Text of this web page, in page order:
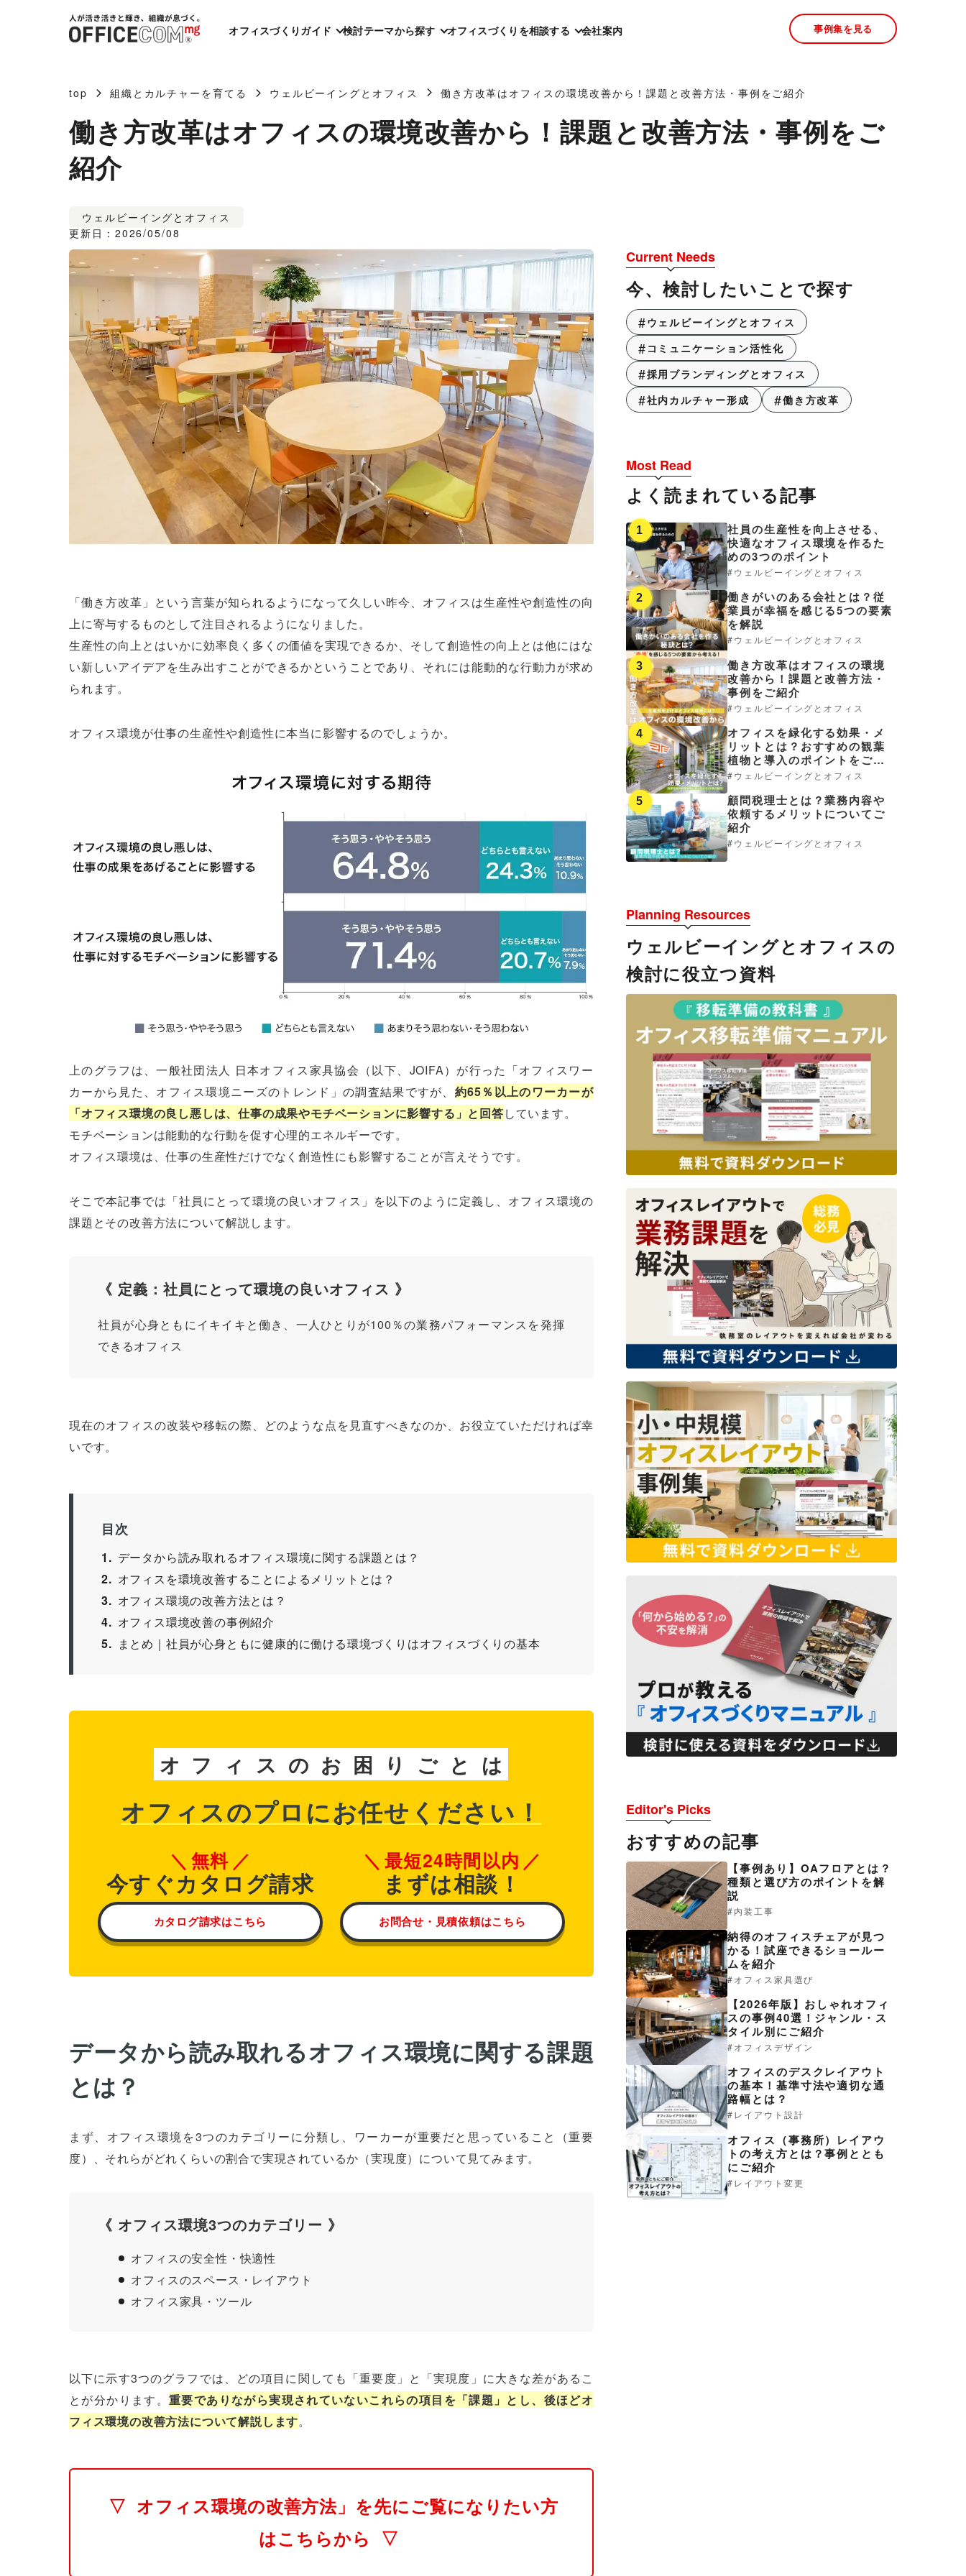
オフィスづくりガイド 検討テーマから探す オフィスづくりを相談する 会社案内 事例集を見る
top 組織とカルチャーを育てる ウェルビーイングとオフィス 働き方改革はオフィスの環境改善から！課題と改善方法・事例をご紹介
働き方改革はオフィスの環境改善から！課題と改善方法・事例をご
紹介
ウェルビーイングとオフィス
更新日：2026/05/08
「働き方改革」という言葉が知られるようになって久しい昨今、オフィスは生産性や創造性の向
上に寄与するものとして注目されるようになりました。
生産性の向上とはいかに効率良く多くの価値を実現できるか、そして創造性の向上とは他にはな
い新しいアイデアを生み出すことができるかということであり、それには能動的な行動力が求め
られます。
オフィス環境が仕事の生産性や創造性に本当に影響するのでしょうか。
上のグラフは、一般社団法人 日本オフィス家具協会（以下、JOIFA）が行った「オフィスワー
カーから見た、オフィス環境ニーズのトレンド」の調査結果ですが、 約65％以上のワーカーが
「オフィス環境の良し悪しは、仕事の成果やモチベーションに影響する」と回答しています。
モチベーションは能動的な行動を促す心理的エネルギーです。
オフィス環境は、仕事の生産性だけでなく創造性にも影響することが言えそうです。
そこで本記事では「社員にとって環境の良いオフィス」を以下のように定義し、オフィス環境の
課題とその改善方法について解説します。
《 定義：社員にとって環境の良いオフィス 》
社員が心身ともにイキイキと働き、一人ひとりが100％の業務パフォーマンスを発揮
できるオフィス
現在のオフィスの改装や移転の際、どのような点を見直すべきなのか、お役立ていただければ幸
いです。
目次
1
データから読み取れるオフィス環境に関する課題とは？
2
オフィスを環境改善することによるメリットとは？
3
オフィス環境の改善方法とは？
4
オフィス環境改善の事例紹介
5
まとめ｜社員が心身ともに健康的に働ける環境づくりはオフィスづくりの基本
オ フ ィ ス の お 困 り ご と は
オフィスのプロにお任せください！
無料
今すぐカタログ請求
カタログ請求はこちら
最短24時間以内
まずは相談！
お問合せ・見積依頼はこちら
データから読み取れるオフィス環境に関する課題
とは？
まず、オフィス環境を3つのカテゴリーに分類し、ワーカーが重要だと思っていること（重要
度）、それらがどれくらいの割合で実現されているか（実現度）について見てみます。
《 オフィス環境3つのカテゴリー 》
オフィスの安全性・快適性
オフィスのスペース・レイアウト
オフィス家具・ツール
以下に示す3つのグラフでは、どの項目に関しても「重要度」と「実現度」に大きな差があるこ
とが分かります。重要でありながら実現されていないこれらの項目を「課題」とし、後ほどオ
フィス環境の改善方法について解説します。
▽
オフィス環境の改善方法」を先にご覧になりたい方
はこちらから
▽
Current Needs
今、検討したいことで探す
ウェルビーイングとオフィス
コミュニケーション活性化
採用ブランディングとオフィス
社内カルチャー形成
働き方改革
Most Read
よく読まれている記事
1
社員の生産性を向上させる、
快適なオフィス環境を作るた
めの3つのポイント
ウェルビーイングとオフィス
2
働きがいのある会社とは？従
業員が幸福を感じる5つの要素
を解説
ウェルビーイングとオフィス
3
働き方改革はオフィスの環境
改善から！課題と改善方法・
事例をご紹介
ウェルビーイングとオフィス
4
オフィスを緑化する効果・メ
リットとは？おすすめの観葉
植物と導入のポイントをご紹
介ウェルビーイングとオフィス
5
顧問税理士とは？業務内容や
依頼するメリットについてご
紹介
ウェルビーイングとオフィス
Planning Resources
ウェルビーイングとオフィスの
検討に役立つ資料
Editor's Picks
おすすめの記事
【事例あり】OAフロアとは？
種類と選び方のポイントを解
説
内装工事
納得のオフィスチェアが見つ
かる！試座できるショールー
ムを紹介
オフィス家具選び
【2026年版】おしゃれオフィ
スの事例40選！ジャンル・ス
タイル別にご紹介
オフィスデザイン
オフィスのデスクレイアウト
の基本！基準寸法や適切な通
路幅とは？
レイアウト設計
オフィス（事務所）レイアウ
トの考え方とは？事例ととも
にご紹介
レイアウト変更